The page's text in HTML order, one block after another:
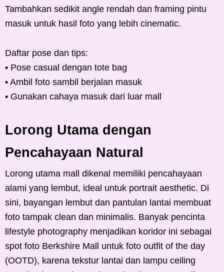
Tambahkan sedikit angle rendah dan framing pintu
masuk untuk hasil foto yang lebih cinematic.
Daftar pose dan tips:
• Pose casual dengan tote bag
• Ambil foto sambil berjalan masuk
• Gunakan cahaya masuk dari luar mall
Lorong Utama dengan
Pencahayaan Natural
Lorong utama mall dikenal memiliki pencahayaan
alami yang lembut, ideal untuk portrait aesthetic. Di
sini, bayangan lembut dan pantulan lantai membuat
foto tampak clean dan minimalis. Banyak pencinta
lifestyle photography menjadikan koridor ini sebagai
spot foto Berkshire Mall untuk foto outfit of the day
(OOTD), karena tekstur lantai dan lampu ceiling